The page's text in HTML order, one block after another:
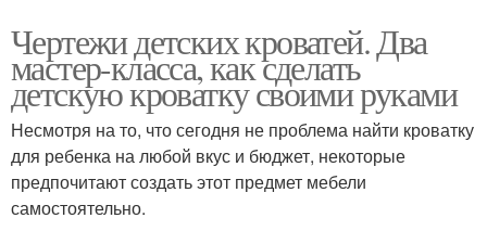
Чертежи детских кроватей. Два
мастер-класса, как сделать
детскую кроватку своими руками
Несмотря на то, что сегодня не проблема найти кроватку
для ребенка на любой вкус и бюджет, некоторые
предпочитают создать этот предмет мебели
самостоятельно.